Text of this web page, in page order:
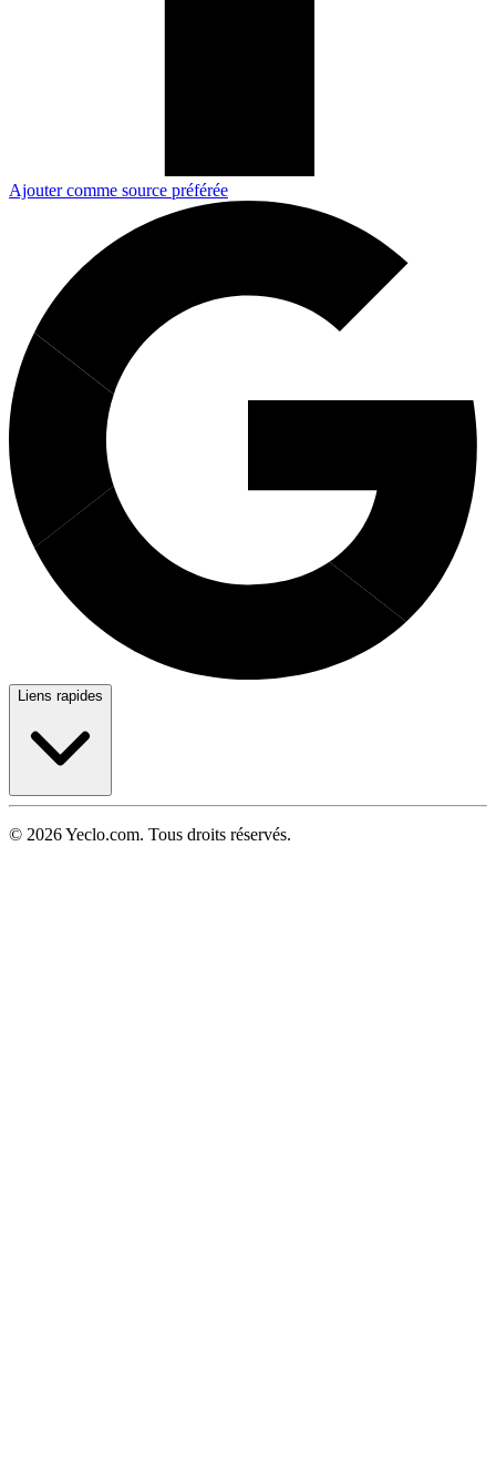
Ajouter comme source préférée
Liens rapides
© 2026 Yeclo.com. Tous droits réservés.